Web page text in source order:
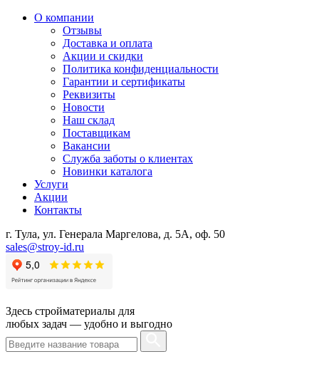
О компании
Отзывы
Доставка и оплата
Акции и скидки
Политика конфиденциальности
Гарантии и сертификаты
Реквизиты
Новости
Наш склад
Поставщикам
Вакансии
Служба заботы о клиентах
Новинки каталога
Услуги
Акции
Контакты
г. Тула, ул. Генерала Маргелова, д. 5А, оф. 50
sales@stroy-id.ru
Здесь стройматериалы для
любых задач — удобно и выгодно